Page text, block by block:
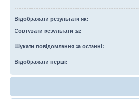
Відображати результати як:
Сортувати результати за:
Шукати повідомлення за останні:
Відображати перші: